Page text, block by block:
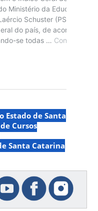
Estado de Santa
Cursos
Santa Catarina